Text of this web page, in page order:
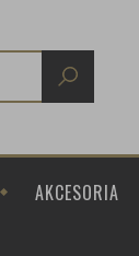
AKCESORIA